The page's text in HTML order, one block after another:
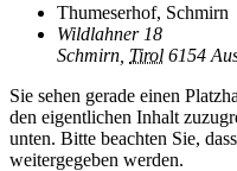
Thumeserhof, Schmirn
Wildlahner 18
Schmirn Tirol 6154
Sie sehen gerade einen
den eigentlichen Inhalt
unten. Bitte beachten Sie,
weitergegeben werden.